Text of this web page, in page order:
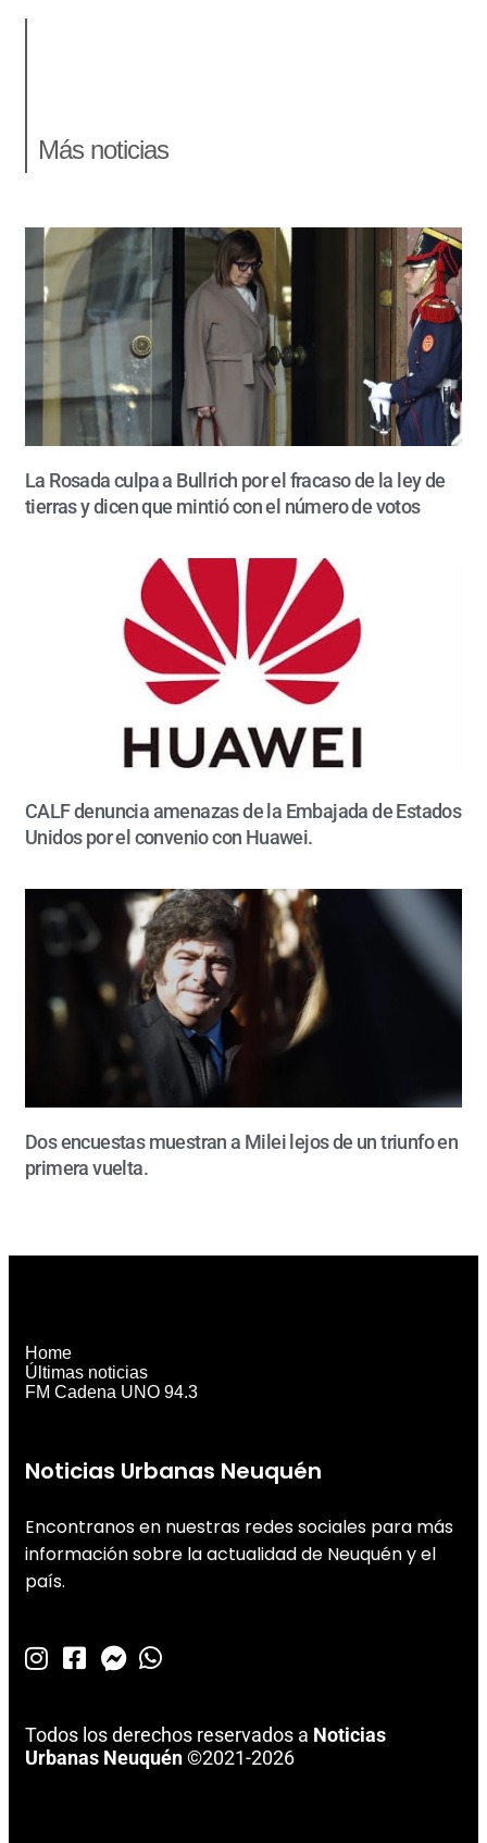
Más noticias
La Rosada culpa a Bullrich por el fracaso de la ley de
tierras y dicen que mintió con el número de votos
CALF denuncia amenazas de la Embajada de Estados
Unidos por el convenio con Huawei.
Dos encuestas muestran a Milei lejos de un triunfo en
primera vuelta.
Noticias Urbanas Neuquén
Encontranos en nuestras redes sociales para más
información sobre la actualidad de Neuquén y el
país.
Todos los derechos reservados a Noticias
Urbanas Neuquén©2021-2026
Home
Últimas noticias
FM Cadena UNO 94.3